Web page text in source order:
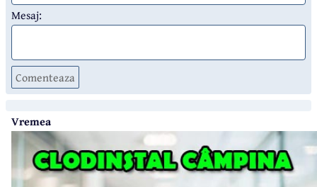
Mesaj:
Comenteaza
Vremea